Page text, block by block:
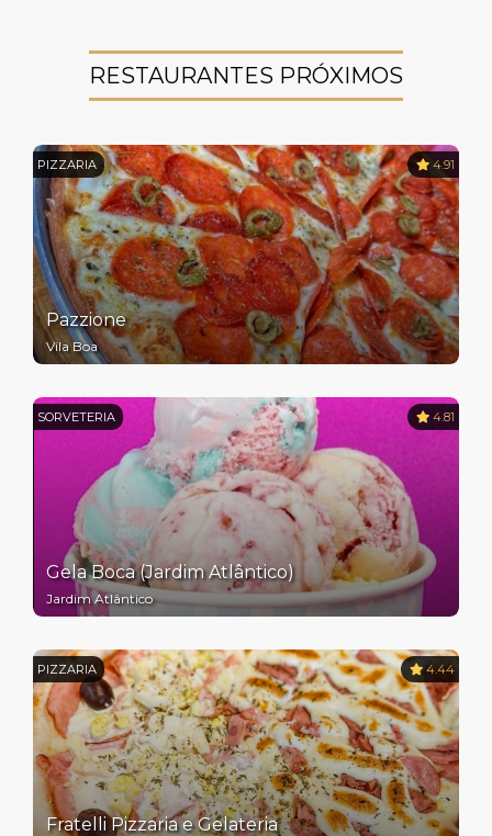
RESTAURANTES PRÓXIMOS
PIZZARIA 4.91
Pazzione
Vila Boa
SORVETERIA 4.81
Gela Boca (Jardim Atlântico)
Jardim Atlântico
PIZZARIA 4.44
Fratelli Pizzaria e Gelateria